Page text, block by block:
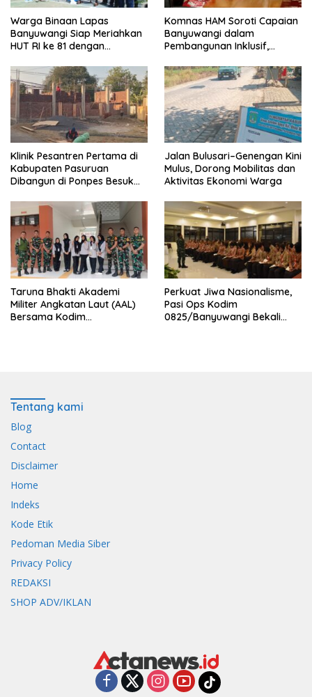
Warga Binaan Lapas
Banyuwangi Siap Meriahkan
HUT RI ke 81 dengan
Komnas HAM Soroti Capaian
Banyuwangi dalam
Pembangunan Inklusif,
Nasional
Klinik Pesantren Pertama di
Kabupaten Pasuruan
Dibangun di Ponpes Besuk
Kesehatan Santri
Jalan Bulusari–Genengan Kini
Mulus, Dorong Mobilitas dan
Aktivitas Ekonomi Warga
Taruna Bhakti Akademi
Militer Angkatan Laut (AAL)
Bersama Kodim
Perkuat Jiwa Nasionalisme,
Pasi Ops Kodim
0825/Banyuwangi Bekali
Tentang kami
Blog
Contact
Disclaimer
Home
Indeks
Kode Etik
Pedoman Media Siber
Privacy Policy
REDAKSI
SHOP ADV/IKLAN